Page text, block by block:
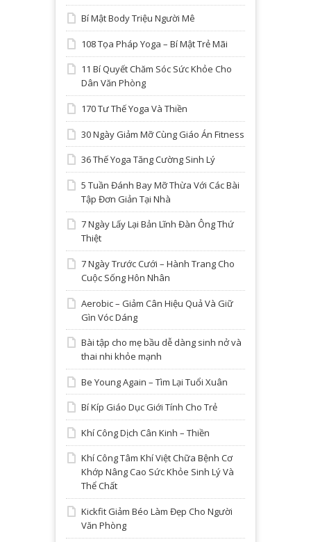
Bí Mật Body Triệu Người Mê
108 Tọa Pháp Yoga – Bí Mật Trẻ Mãi
11 Bí Quyết Chăm Sóc Sức Khỏe Cho
Dân Văn Phòng
170 Tư Thế Yoga Và Thiền
30 Ngày Giảm Mỡ Cùng Giáo Án Fitness
36 Thế Yoga Tăng Cường Sinh Lý
5 Tuần Đánh Bay Mỡ Thừa Với Các Bài
Tập Đơn Giản Tại Nhà
7 Ngày Lấy Lại Bản Lĩnh Đàn Ông Thứ
Thiệt
7 Ngày Trước Cưới – Hành Trang Cho
Cuộc Sống Hôn Nhân
Aerobic – Giảm Cân Hiệu Quả Và Giữ
Gìn Vóc Dáng
Bài tập cho mẹ bầu dễ dàng sinh nở và
thai nhi khỏe mạnh
Be Young Again – Tìm Lại Tuổi Xuân
Bí Kíp Giáo Dục Giới Tính Cho Trẻ
Khí Công Dịch Cân Kinh – Thiền
Khí Công Tâm Khí Việt Chữa Bệnh Cơ
Khớp Nâng Cao Sức Khỏe Sinh Lý Và
Thể Chất
Kickfit Giảm Béo Làm Đẹp Cho Người
Văn Phòng